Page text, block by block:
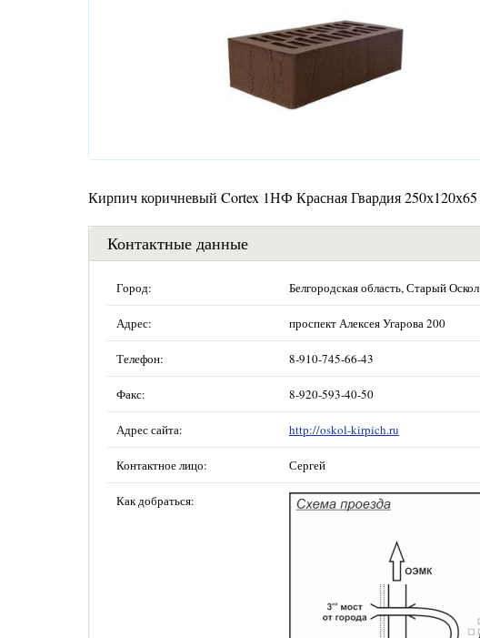
Кирпич коричневый Cortex 1НФ Красная Гвардия 250х120х65
Контактные данные
Город: Белгородская область, Старый Оскол
Адрес: проспект Алексея Угарова 200
Телефон: 8-910-745-66-43
Факс: 8-920-593-40-50
Адрес сайта: http://oskol-kirpich.ru
Контактное лицо: Сергей
Как добраться: